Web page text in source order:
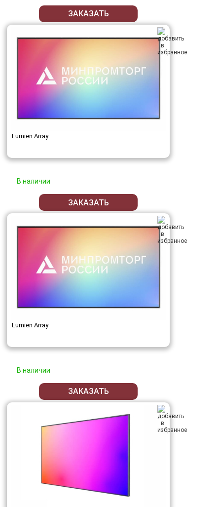
ЗАКАЗАТЬ
Lumien Array
В наличии
ЗАКАЗАТЬ
Lumien Array
В наличии
ЗАКАЗАТЬ